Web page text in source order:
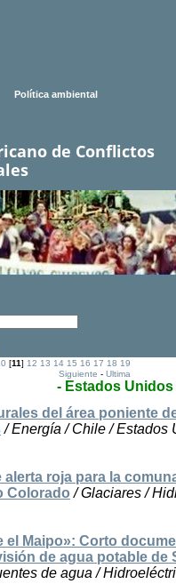
Política ambiental
de Conflictos
[11]12 13 14 15 16 17 18 19
Siguiente -Ultima
- Estados Unidos
del área poniente
/ Energía / Chile / Estados
alerta roja para la
Colorado / Glaciares /
el Maipo»: Corto
de agua potable de
de agua /